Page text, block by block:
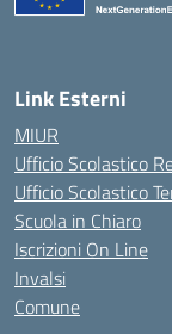
Link Esterni
MIUR
Ufficio Scolastico
Ufficio Scolastico
Scuola in Chiaro
Iscrizioni On Line
Invalsi
Comune